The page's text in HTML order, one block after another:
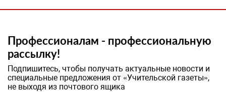
Профессионалам - профессиональную
рассылку!
Подпишитесь, чтобы получать актуальные новости и
специальные предложения от «Учительской газеты»,
не выходя из почтового ящика